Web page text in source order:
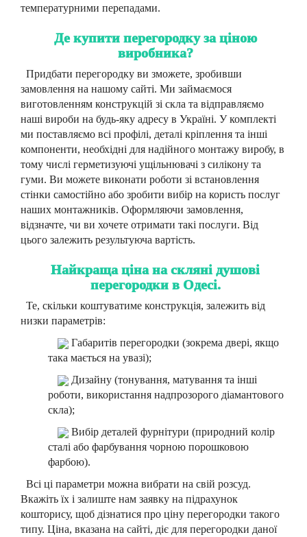
температурними перепадами.
Де купити перегородку за ціною
виробника?
Придбати перегородку ви зможете, зробивши
замовлення на нашому сайті. Ми займаємося
виготовленням конструкцій зі скла та відправляємо
наші вироби на будь-яку адресу в Україні. У комплекті
ми поставляємо всі профілі, деталі кріплення та інші
компоненти, необхідні для надійного монтажу виробу, в
тому числі герметизуючі ущільнювачі з силікону та
гуми. Ви можете виконати роботи зі встановлення
стінки самостійно або зробити вибір на користь послуг
наших монтажників. Оформляючи замовлення,
відзначте, чи ви хочете отримати такі послуги. Від
цього залежить результуюча вартість.
Найкраща ціна на скляні душові
перегородки в Одесі.
Те, скільки коштуватиме конструкція, залежить від
низки параметрів:
Габаритів перегородки (зокрема двері, якщо
така мається на увазі);
Дизайну (тонування, матування та інші
роботи, використання надпрозорого діамантового
скла);
Вибір деталей фурнітури (природний колір
сталі або фарбування чорною порошковою
фарбою).
Всі ці параметри можна вибрати на свій розсуд.
Вкажіть їх і залиште нам заявку на підрахунок
кошторису, щоб дізнатися про ціну перегородки такого
типу. Ціна, вказана на сайті, діє для перегородки даної